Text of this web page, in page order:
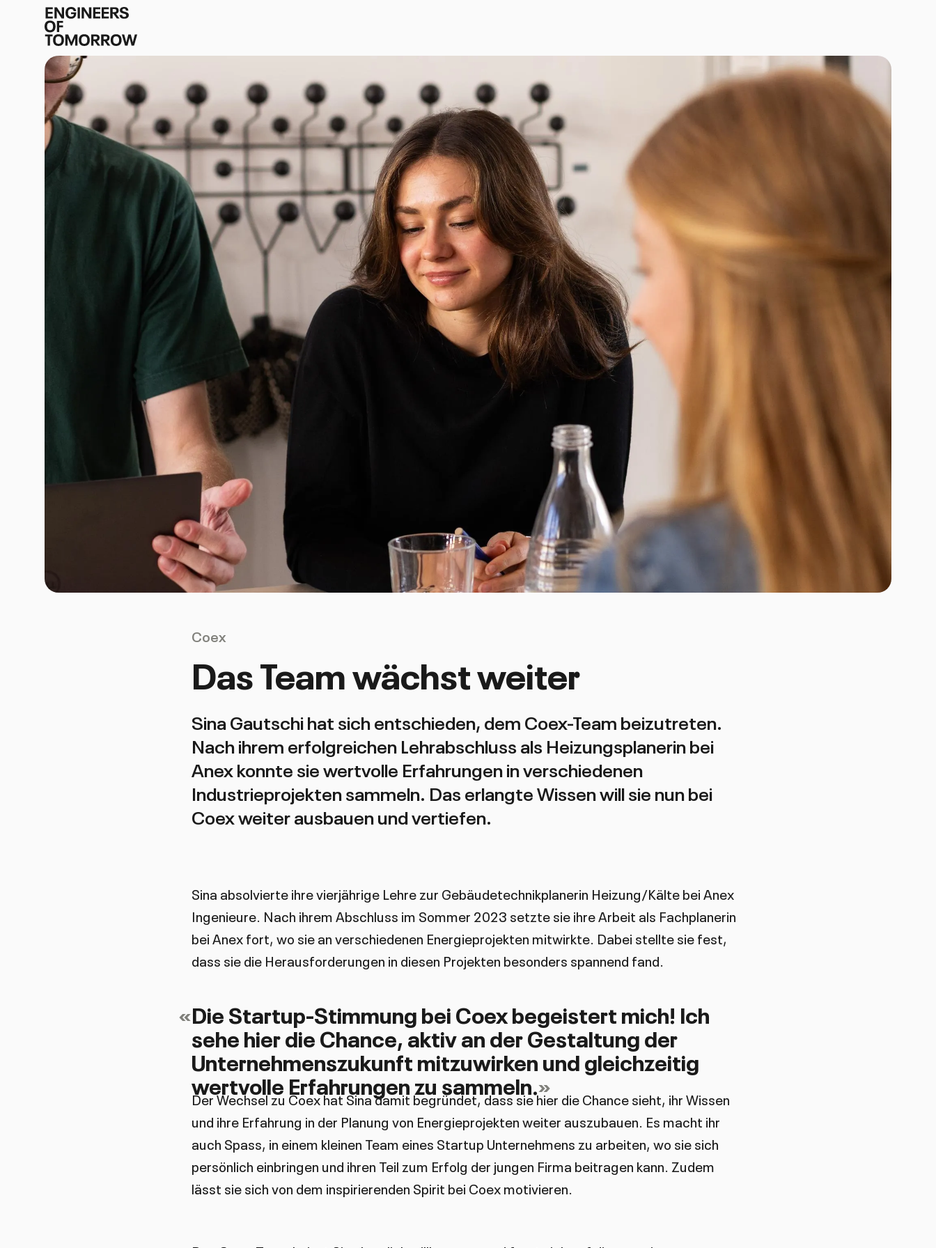
Coex
Das Team wächst weiter
Sina Gautschi hat sich entschieden, dem Coex-Team beizutreten.
Nach ihrem erfolgreichen Lehrabschluss als Heizungsplanerin bei
Anex konnte sie wertvolle Erfahrungen in verschiedenen
Industrieprojekten sammeln. Das erlangte Wissen will sie nun bei
Coex weiter ausbauen und vertiefen.
Sina absolvierte ihre vierjährige Lehre zur Gebäudetechnikplanerin Heizung/Kälte bei Anex
Ingenieure. Nach ihrem Abschluss im Sommer 2023 setzte sie ihre Arbeit als Fachplanerin
bei Anex fort, wo sie an verschiedenen Energieprojekten mitwirkte. Dabei stellte sie fest,
dass sie die Herausforderungen in diesen Projekten besonders spannend fand.
«Die Startup-Stimmung bei Coex begeistert mich! Ich
sehe hier die Chance, aktiv an der Gestaltung der
Unternehmenszukunft mitzuwirken und gleichzeitig
wertvolle Erfahrungen zu sammeln.
Der Wechsel zu Coex hat Sina damit begründet, dass sie hier die Chance sieht, ihr Wissen
und ihre Erfahrung in der Planung von Energieprojekten weiter auszubauen. Es macht ihr
auch Spass, in einem kleinen Team eines Startup Unternehmens zu arbeiten, wo sie sich
persönlich einbringen und ihren Teil zum Erfolg der jungen Firma beitragen kann. Zudem
lässt sie sich von dem inspirierenden Spirit bei Coex motivieren.